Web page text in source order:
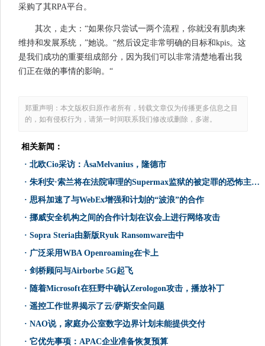
采购了其RPA平台。
其次，走大：“如果你只尝试一两个流程，你就没有肌肉来
维持和发展系统，”她说。“然后设定非常明确的目标和kpis。这
是我们成功的重要组成部分，因为我们可以非常清楚地看出我
们正在做的事情的影响。“
郑重声明：本文版权归原作者所有，转载文章仅为传播更多信息之目
的，如有侵权行为，请第一时间联系我们修改或删除，多谢。
相关新闻：
· 北欧Cio采访：ÅsaMelvanius，隆德市
· 朱利安·索兰将在法院审理的Supermax监狱的被定罪的恐怖主义Abu Hamza举行
· 思科加速了与WebEx增强和计划的“波浪”的合作
· 挪威安全机构之间的合作计划在议会上进行网络攻击
· Sopra Steria由新版Ryuk Ransomware击中
· 广泛采用WBA Openroaming在卡上
· 剑桥顾问与Airborbe 5G起飞
· 随着Microsoft在狂野中确认Zerologon攻击，播放补丁
· 遥控工作世界揭示了云/萨斯安全问题
· NAO说，家庭办公室数字边界计划未能提供交付
· 它优先事项：APAC企业准备恢复预算